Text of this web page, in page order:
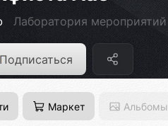
Лаборатория мероприятий
Подписаться
Маркет Альбомы